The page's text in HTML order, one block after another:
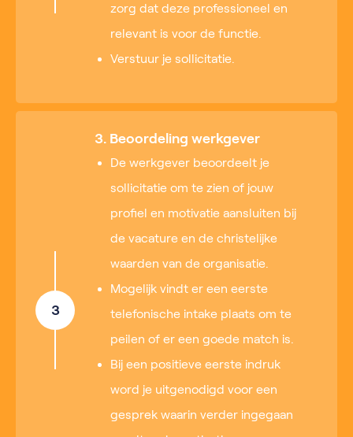
zorg dat deze professioneel en
relevant is voor de functie.
Verstuur je sollicitatie.
3
3. Beoordeling werkgever
De werkgever beoordeelt je
sollicitatie om te zien of jouw
profiel en motivatie aansluiten bij
de vacature en de christelijke
waarden van de organisatie.
Mogelijk vindt er een eerste
telefonische intake plaats om te
peilen of er een goede match is.
Bij een positieve eerste indruk
word je uitgenodigd voor een
gesprek waarin verder ingegaan